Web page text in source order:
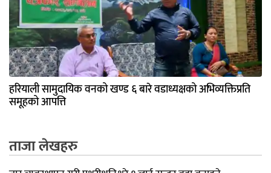
हरियाली सामुदायिक वनको खण्ड ६ बारे वडाध्यक्षको अभिव्यक्तिप्रति
समूहको आपत्ति
ताजा लेखहरु